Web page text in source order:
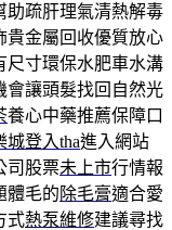
助疏肝理氣清熱解毒
貴金屬回收優質放心
尺寸環保水肥車水溝
會讓頭髮找回自然光
養心中藥推薦保障口
城登入tha進入網站
司股票未上市行情報
體毛的除毛膏適合愛
式熱泵維修建議尋找